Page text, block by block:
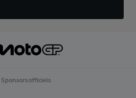
Sponsors officiels